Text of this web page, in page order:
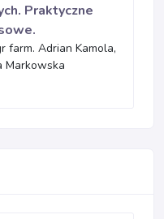
Praktyczne
farm. Adrian Kamola,
Markowska